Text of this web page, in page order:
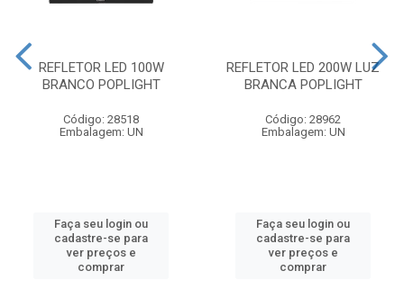
REFLETOR LED 100W
BRANCO POPLIGHT
Código: 28518
Embalagem: UN
Faça seu login ou
cadastre-se para
ver preços e
comprar
REFLETOR LED 200W LUZ
BRANCA POPLIGHT
Código: 28962
Embalagem: UN
Faça seu login ou
cadastre-se para
ver preços e
comprar